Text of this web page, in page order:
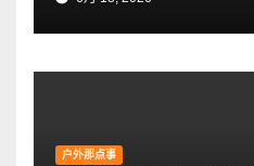
户外那点事